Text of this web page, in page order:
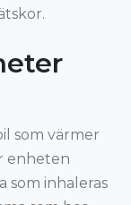
som värmer
enheten
som inhaleras